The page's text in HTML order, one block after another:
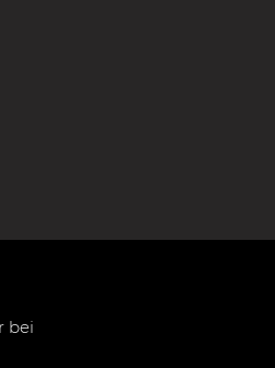
bei